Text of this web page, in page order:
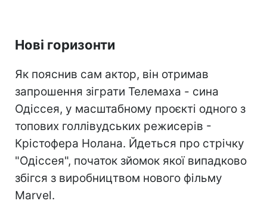
Нові горизонти
Як пояснив сам актор, він отримав
запрошення зіграти Телемаха - сина
Одіссея, у масштабному проєкті одного з
топових голлівудських режисерів -
Крістофера Нолана. Йдеться про стрічку
"Одіссея", початок зйомок якої випадково
збігся з виробництвом нового фільму
Marvel.